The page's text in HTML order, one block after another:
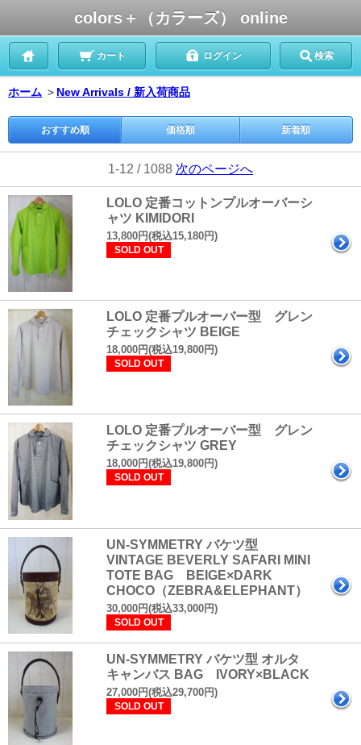
colors＋（カラーズ） online
カート ログイン 検索
ホーム ＞ New Arrivals / 新入荷商品
おすすめ順 価格順 新着順
1-12 / 1088 次のページへ
LOLO 定番コットンプルオーバーシ
ャツ KIMIDORI
13,800円(税込15,180円)
SOLD OUT
LOLO 定番プルオーバー型 グレン
チェックシャツ BEIGE
18,000円(税込19,800円)
SOLD OUT
LOLO 定番プルオーバー型 グレン
チェックシャツ GREY
18,000円(税込19,800円)
SOLD OUT
UN-SYMMETRY バケツ型
VINTAGE BEVERLY SAFARI MINI
TOTE BAG BEIGE×DARK
CHOCO（ZEBRA&ELEPHANT）
30,000円(税込33,000円)
SOLD OUT
UN-SYMMETRY バケツ型 オルタ
キャンバス BAG IVORY×BLACK
27,000円(税込29,700円)
SOLD OUT